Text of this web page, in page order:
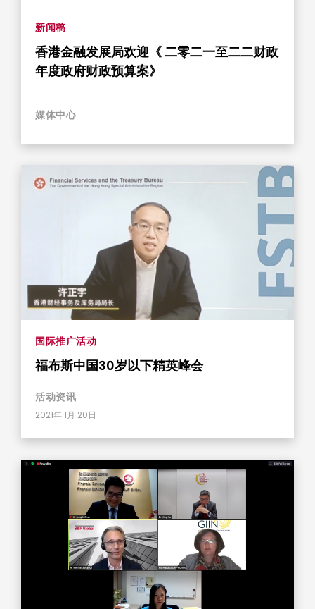
新闻稿
香港金融发展局欢迎《 二零二一至二二财政
年度政府财政预算案》
媒体中心
国际推广活动
福布斯中国30岁以下精英峰会
活动资​​讯
2021年 1月 20日